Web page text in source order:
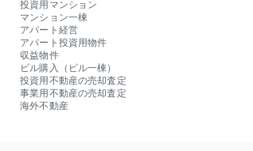
投資用マンション
マンション一棟
アパート経営
アパート投資用物件
収益物件
ビル購入（ビル一棟）
投資用不動産の売却査定
事業用不動産の売却査定
海外不動産